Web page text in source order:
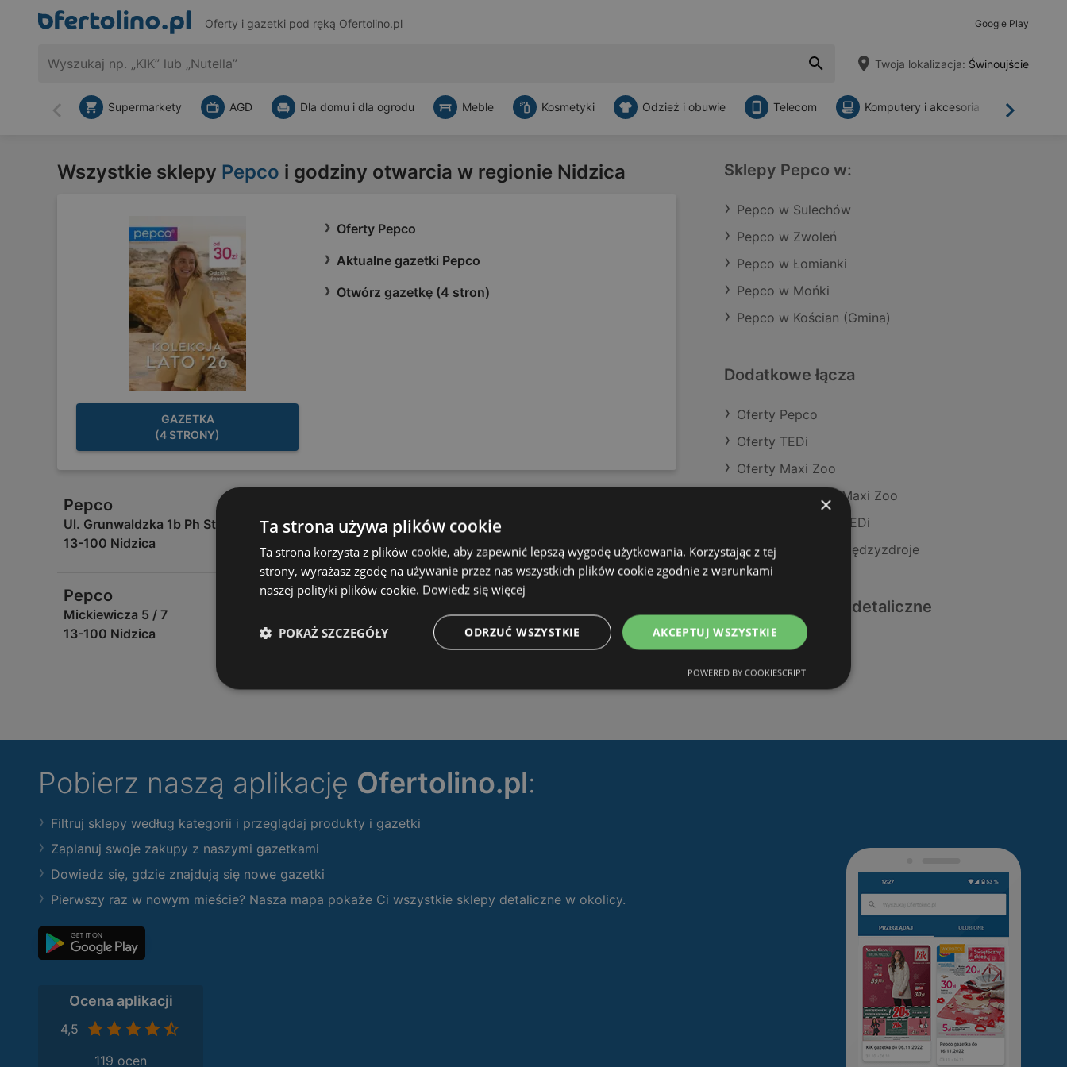
Oferty i gazetki pod ręką Ofertolino.pl Google Play
Twoja lokalizacja: Świnoujście
Wstecz Dalej
Supermarkety AGD Dla domu i dla ogrodu Meble Kosmetyki Odzież i obuwie Telecom Komputery i akcesoria
Wszystkie sklepy Pepco i godziny otwarcia w regionie Nidzica
GAZETKA
(4 STRONY)
Oferty Pepco
Aktualne gazetki Pepco
Otwórz gazetkę (4 stron)
Pepco
Ul. Grunwaldzka 1b Ph Stara Mleczarnia
13-100 Nidzica
Pepco
Mickiewicza 5 / 7
13-100 Nidzica
GAZETKI: 1
ODLEGŁOŚĆ:
410,94 km
Sklepy Pepco w:
Pepco w Sulechów
Pepco w Zwoleń
Pepco w Łomianki
Pepco w Mońki
Pepco w Kościan (Gmina)
Dodatkowe łącza
Oferty Pepco
Oferty TEDi
Oferty Maxi Zoo
Aktualne gazetki Maxi Zoo
Aktualne gazetki TEDi
Sklepy Pepco w Międzyzdroje
Podobne sklepy detaliczne
Oferty TEDi
Oferty Maxi Zoo
Pobierz naszą aplikację Ofertolino.pl:
Filtruj sklepy według kategorii i przeglądaj produkty i gazetki
Zaplanuj swoje zakupy z naszymi gazetkami
Dowiedz się, gdzie znajdują się nowe gazetki
Pierwszy raz w nowym mieście? Nasza mapa pokaże Ci wszystkie sklepy detaliczne w okolicy.
Ocena aplikacji
4,5
119 ocen
×
Ta strona używa plików cookie
Ta strona korzysta z plików cookie, aby zapewnić lepszą wygodę użytkowania. Korzystając z tej
strony, wyrażasz zgodę na używanie przez nas wszystkich plików cookie zgodnie z warunkami
naszej polityki plików cookie. Dowiedz się więcej
AKCEPTUJ WSZYSTKIE
ODRZUĆ WSZYSTKIE
POKAŻ SZCZEGÓŁY
POWERED BY COOKIESCRIPT